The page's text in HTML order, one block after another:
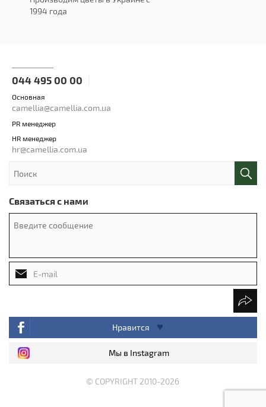
1994 года
044 495 00 00
Основная
camellia@camellia.com.ua
PR менеджер
HR менеджер
hr@camellia.com.ua
Связаться с нами
Нравится
Мы в Instagram
© COPYRIGHT 2010-2026